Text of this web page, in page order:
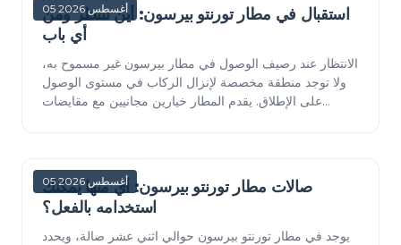
05 أغسطس 2026
استقبال في مطار تورنتو بيرسون: أين تنتظر ومن
أي باب
الانتظار عند رصيف الوصول في مطار بيرسون غير مسموح به،
ولا توجد منطقة مخصصة لإنزال الركاب في مستوى الوصول
على الإطلاق. يقدم المطار خيارين مجانيين مع مقايضات
05 أغسطس 2026
صالات مطار تورنتو بيرسون: أي منها يمكنك
استخدامه بالفعل؟
يوجد في مطار تورنتو بيرسون حوالي اثني عشر صالة، ويحدد